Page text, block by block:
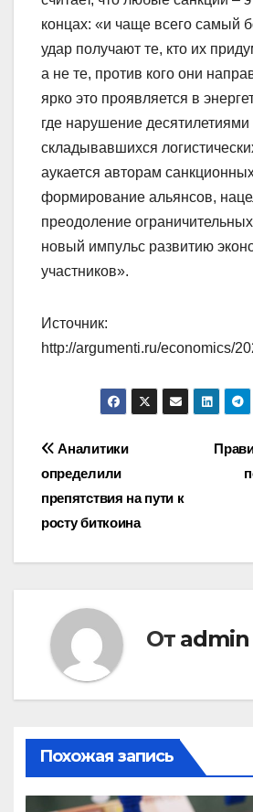
концах: «и чаще всего самый
удар получают те, кто их
а не те, против кого они
ярко это проявляется в
где нарушение десятилетиями
складывавшихся
аукается авторам
формирование альянсов,
преодоление
новый импульс развитию
участников».
Источник:
http://argumenti.ru/economics/
Навигация
по
записям
Аналитики
определили
препятствия на пути к
росту биткоина
От admin
Похожая запись